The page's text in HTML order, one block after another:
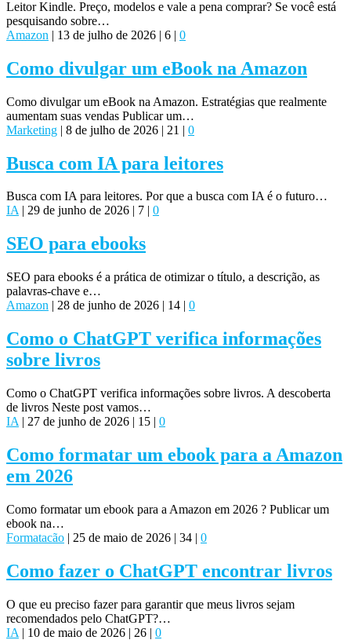
Leitor Kindle. Preço, modelos e vale a pena comprar? Se você está
pesquisando sobre…
Amazon | 13 de julho de 2026 | 6 | 0
Como divulgar um eBook na Amazon
Como divulgar um eBook na Amazon. Estratégias que realmente
aumentam suas vendas Publicar um…
Marketing | 8 de julho de 2026 | 21 | 0
Busca com IA para leitores
Busca com IA para leitores. Por que a busca com IA é o futuro…
IA
29 de junho de 2026 7 0
SEO para ebooks
SEO para ebooks é a prática de otimizar o título, a descrição, as
palavras-chave e…
Amazon | 28 de junho de 2026 | 14 | 0
Como o ChatGPT verifica informações
sobre livros
Como o ChatGPT verifica informações sobre livros. A descoberta
de livros Neste post vamos…
IA | 27 de junho de 2026 | 15 | 0
Como formatar um ebook para a Amazon
em 2026
Como formatar um ebook para a Amazon em 2026 ? Publicar um
ebook na…
Formatacão | 25 de maio de 2026 | 34 | 0
Como fazer o ChatGPT encontrar livros
O que eu preciso fazer para garantir que meus livros sejam
recomendados pelo ChatGPT?…
IA | 10 de maio de 2026 | 26 | 0